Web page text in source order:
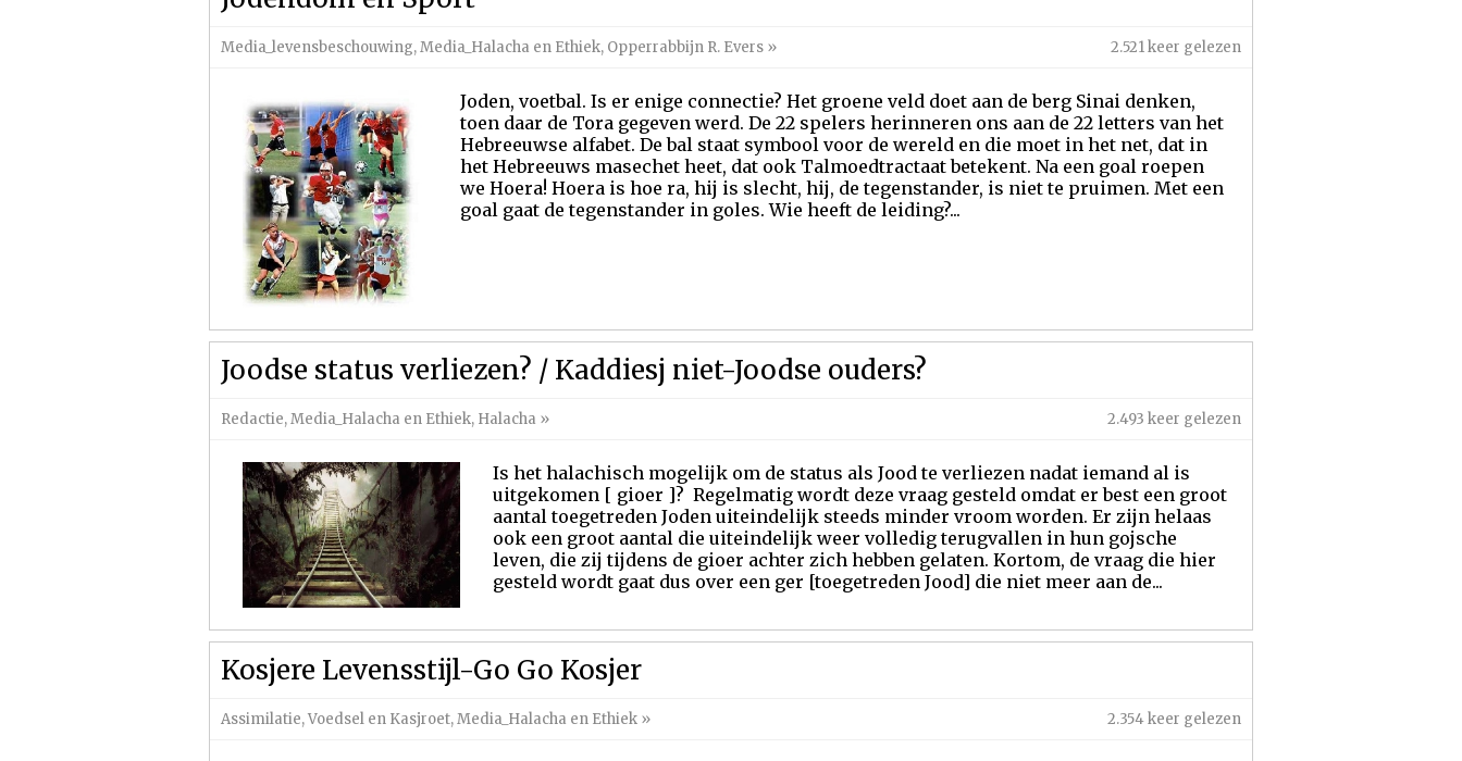
Media_levensbeschouwing,Media_Halacha en Ethiek, Opperrabbijn R. Evers » 2.521 keer gelezen
Joden, voetbal. Is er enige connectie? Het groene veld doet aan de berg Sinai denken,
toen daar de Tora gegeven werd. De 22 spelers herinneren ons aan de 22 letters van het
Hebreeuwse alfabet. De bal staat symbool voor de wereld en die moet in het net, dat in
het Hebreeuws masechet heet, dat ook Talmoedtractaat betekent. Na een goal roepen
we Hoera! Hoera is hoe ra, hij is slecht, hij, de tegenstander, is niet te pruimen. Met een
goal gaat de tegenstander in goles. Wie heeft de leiding?...
Joodse status verliezen? / Kaddiesj niet-Joodse ouders?
Redactie,Media_Halacha en Ethiek, Halacha » 2.493 keer gelezen
Is het halachisch mogelijk om de status als Jood te verliezen nadat iemand al is
uitgekomen [ gioer ]? Regelmatig wordt deze vraag gesteld omdat er best een groot
aantal toegetreden Joden uiteindelijk steeds minder vroom worden. Er zijn helaas
ook een groot aantal die uiteindelijk weer volledig terugvallen in hun gojsche
leven, die zij tijdens de gioer achter zich hebben gelaten. Kortom, de vraag die hier
gesteld wordt gaat dus over een ger [toegetreden Jood] die niet meer aan de...
Kosjere Levensstijl-Go Go Kosjer
Assimilatie,Voedsel en Kasjroet,Media_Halacha en Ethiek » 2.354 keer gelezen